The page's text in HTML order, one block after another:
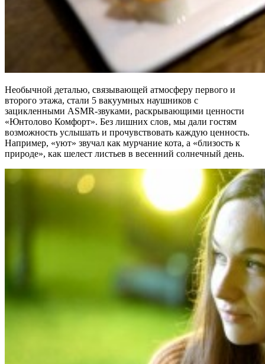
Необычной деталью, связывающей атмосферу первого и
второго этажа, стали 5 вакуумных наушников с
зацикленными ASMR-звуками, раскрывающими ценности
«Юнтолово Комфорт». Без лишних слов, мы дали гостям
возможность услышать и прочувствовать каждую ценность.
Например, «уют» звучал как мурчание кота, а «близость к
природе», как шелест листьев в весенний солнечный день.